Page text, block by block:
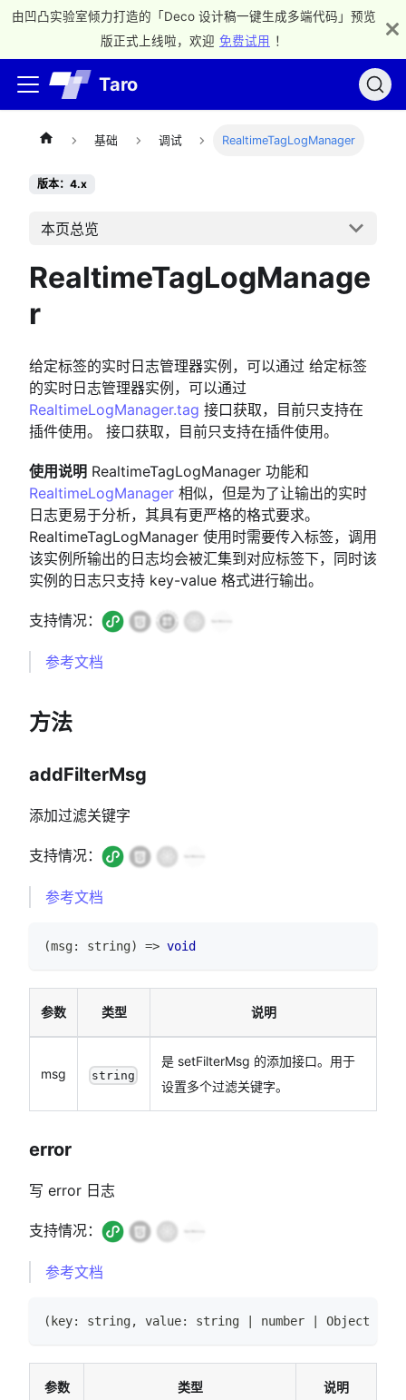
由凹凸实验室倾力打造的「Deco 设计稿一键生成多端代码」预览
版正式上线啦，欢迎 免费试用 ！
Taro
基础 调试 RealtimeTagLogManager
版本：4.x
本页总览
RealtimeTagLogManage
r
给定标签的实时日志管理器实例，可以通过 给定标签
的实时日志管理器实例，可以通过
RealtimeLogManager.tag 接口获取，目前只支持在
插件使用。 接口获取，目前只支持在插件使用。
使用说明 RealtimeTagLogManager 功能和
RealtimeLogManager 相似，但是为了让输出的实时
日志更易于分析，其具有更严格的格式要求。
RealtimeTagLogManager 使用时需要传入标签，调用
该实例所输出的日志均会被汇集到对应标签下，同时该
实例的日志只支持 key-value 格式进行输出。
支持情况：
参考文档
方法
addFilterMsg
添加过滤关键字
支持情况：
参考文档
(msg: string) => void
参数 类型 说明
msg string
是 setFilterMsg 的添加接口。用于
设置多个过滤关键字。
error
写 error 日志
支持情况：
参考文档
( key: string, value: string number Object
参数 类型 说明